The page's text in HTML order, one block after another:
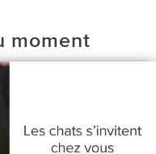
moment